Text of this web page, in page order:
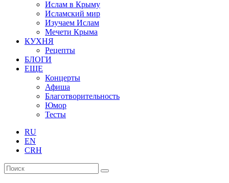
Ислам в Крыму
Исламский мир
Изучаем Ислам
Мечети Крыма
КУХНЯ
Рецепты
БЛОГИ
ЕЩЕ
Концерты
Афиша
Благотворительность
Юмор
Тесты
RU
EN
CRH